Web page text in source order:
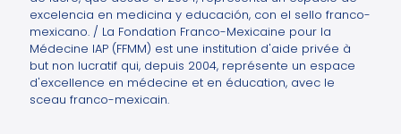
excelencia en medicina y educación, con el sello franco-
mexicano. / La Fondation Franco-Mexicaine pour la
Médecine IAP (FFMM) est une institution d'aide privée à
but non lucratif qui, depuis 2004, représente un espace
d'excellence en médecine et en éducation, avec le
sceau franco-mexicain.